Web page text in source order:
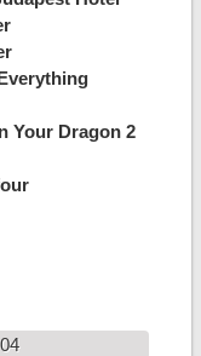
Your Dragon 2